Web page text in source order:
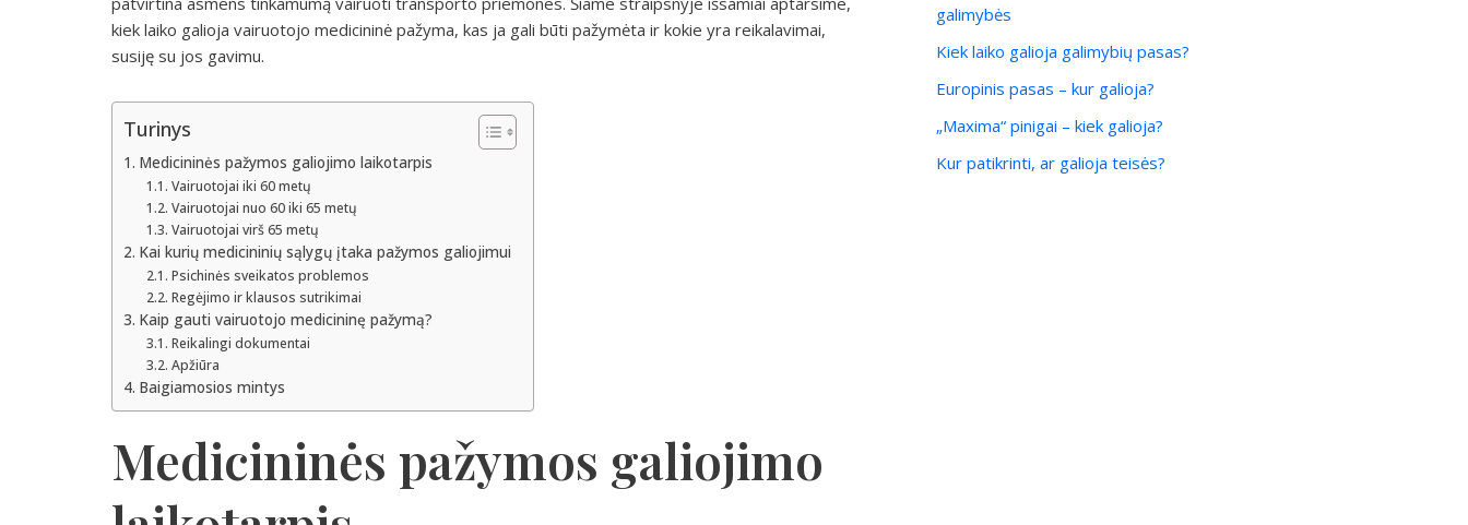
kiek laiko galioja vairuotojo medicininė pažyma, kas ja gali būti pažymėta ir kokie yra reikalavimai,
susiję su jos gavimu.
Turinys
Medicininės pažymos galiojimo laikotarpis
Vairuotojai iki 60 metų
Vairuotojai nuo 60 iki 65 metų
Vairuotojai virš 65 metų
Kai kurių medicininių sąlygų įtaka pažymos galiojimui
Psichinės sveikatos problemos
Regėjimo ir klausos sutrikimai
Kaip gauti vairuotojo medicininę pažymą?
Reikalingi dokumentai
Apžiūra
Baigiamosios mintys
Medicininės pažymos galiojimo
galimybės
Kiek laiko galioja galimybių pasas?
Europinis pasas – kur galioja?
„Maxima“ pinigai – kiek galioja?
Kur patikrinti, ar galioja teisės?